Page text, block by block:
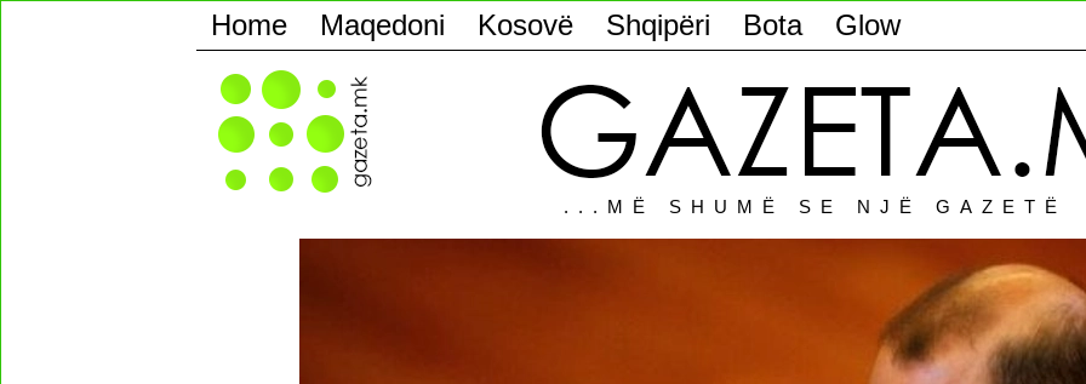
Home Maqedoni Kosovë Shqipëri Bota Glow
...MË SHUMË SE NJË GAZETË